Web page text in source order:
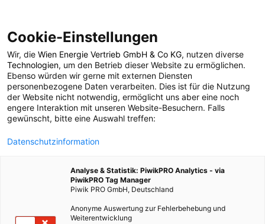
POSTS BY TAG
Meeresenergie
1 BEITRAG
Cookie-Einstellungen
Wir, die Wien Energie Vertrieb GmbH & Co KG, nutzen diverse
Technologien, um den Betrieb dieser Website zu ermöglichen.
Ebenso würden wir gerne mit externen Diensten
personenbezogene Daten verarbeiten. Dies ist für die Nutzung
der Website nicht notwendig, ermöglicht uns aber eine noch
engere Interaktion mit unseren Website-Besuchern. Falls
gewünscht, bitte eine Auswahl treffen:
Datenschutzinformation
Analyse & Statistik: PiwikPRO Analytics - via
PiwikPRO Tag Manager
Piwik PRO GmbH, Deutschland
Anonyme Auswertung zur Fehlerbehebung und
Weiterentwicklung